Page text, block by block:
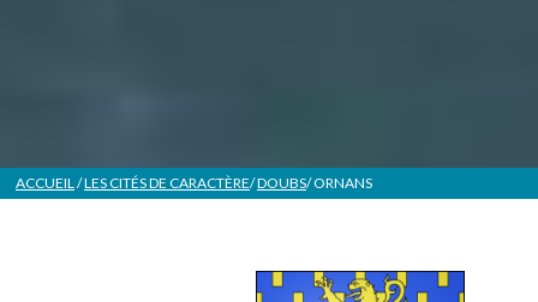
ACCUEIL/LES CITÉS DE CARACTÈRE/DOUBS/ORNANS